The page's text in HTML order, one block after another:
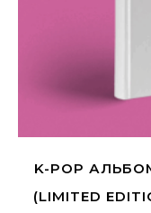
K-POP
(LIMITED